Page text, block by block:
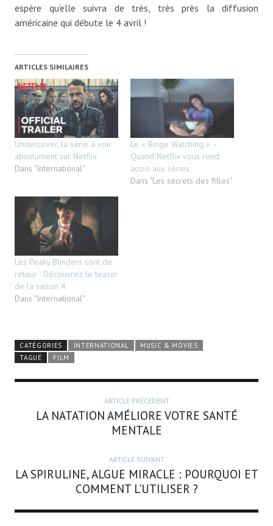
espère qu’elle suivra de très, très près la diffusion
américaine qui débute le 4 avril !
ARTICLES SIMILAIRES
Undercover, la série à voir
absolument sur Netflix
Dans "International"
Le « Binge Watching » –
Quand Netflix vous rend
accro aux séries
Dans "Les secrets des filles"
Les Peaky Blinders sont de
retour : Découvrez le teaser
de la saison 4
Dans "International"
CATÉGORIES INTERNATIONAL
MUSIC & MOVIES
TAGUÉ
FILM
ARTICLE PRÉCÉDENT
LA NATATION AMÉLIORE VOTRE SANTÉ
MENTALE
ARTICLE SUIVANT
LA SPIRULINE, ALGUE MIRACLE : POURQUOI ET
COMMENT L'UTILISER ?